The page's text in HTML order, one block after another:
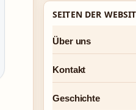
SEITEN DER
Über uns
Kontakt
Geschichte